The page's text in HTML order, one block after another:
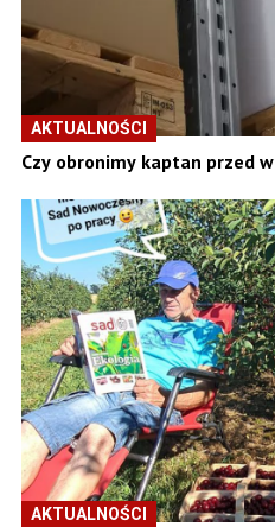
AKTUALNOŚCI
Czy obronimy kaptan przed
AKTUALNOŚCI